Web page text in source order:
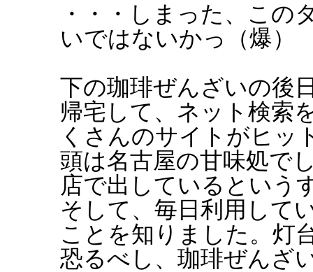
・・・しまった、この
いではないかっ（爆）
下の珈琲ぜんざいの後
帰宅して、ネット検索
くさんのサイトがヒッ
頭は名古屋の甘味処で
店で出しているという
そして、毎日利用して
ことを知りました。灯
恐るべし、珈琲ぜんざ